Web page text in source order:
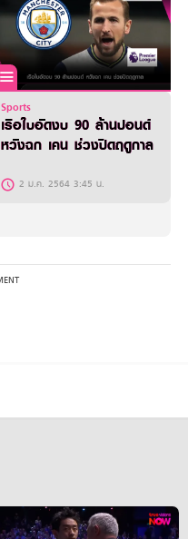
Sports
เรือใบอัดงบ 90 ล้านปอนด์
หวังฉก เคน ช่วงปิดฤดูกาล
2 ม.ค. 2564 3:45 น.